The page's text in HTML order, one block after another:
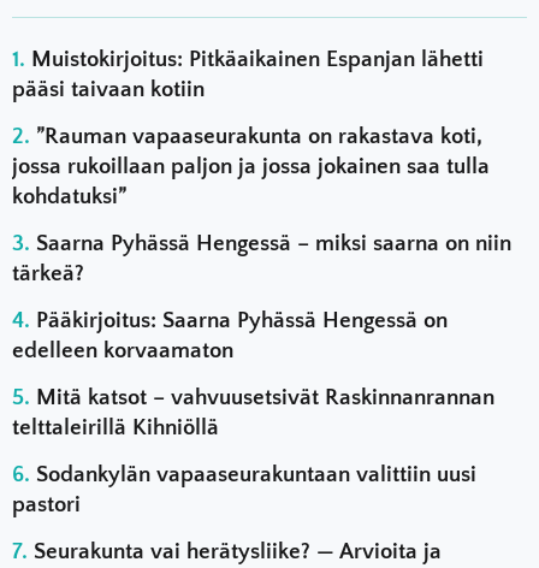
Muistokirjoitus: Pitkäaikainen Espanjan lähetti
pääsi taivaan kotiin
”Rauman vapaaseurakunta on rakastava koti,
jossa rukoillaan paljon ja jossa jokainen saa tulla
kohdatuksi”
Saarna Pyhässä Hengessä – miksi saarna on niin
tärkeä?
Pääkirjoitus: Saarna Pyhässä Hengessä on
edelleen korvaamaton
Mitä katsot – vahvuusetsivät Raskinnanrannan
telttaleirillä Kihniöllä
Sodankylän vapaaseurakuntaan valittiin uusi
pastori
Seurakunta vai herätysliike? — Arvioita ja